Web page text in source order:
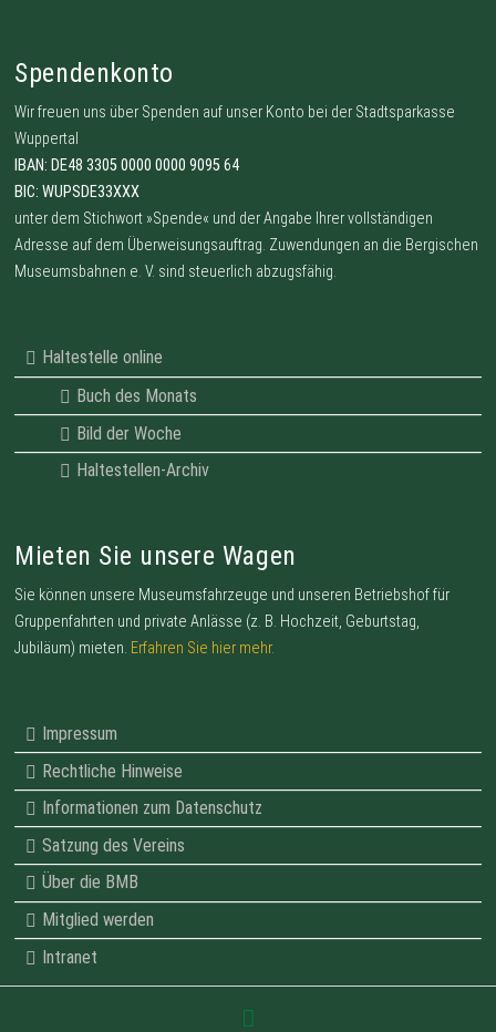
Spendenkonto
Wir freuen uns über Spenden auf unser Konto bei der Stadtsparkasse
Wuppertal
IBAN: DE48 3305 0000 0000 9095 64
BIC: WUPSDE33XXX
unter dem Stichwort »Spende« und der Angabe Ihrer vollständigen
Adresse auf dem Überweisungsauftrag. Zuwendungen an die Bergischen
Museumsbahnen e. V. sind steuerlich abzugsfähig.
Haltestelle online
Buch des Monats
Bild der Woche
Haltestellen-Archiv
Mieten Sie unsere Wagen
Sie können unsere Museumsfahrzeuge und unseren Betriebshof für
Gruppenfahrten und private Anlässe (z. B. Hochzeit, Geburtstag,
Jubiläum) mieten. Erfahren Sie hier mehr.
Impressum
Rechtliche Hinweise
Informationen zum Datenschutz
Satzung des Vereins
Über die BMB
Mitglied werden
Intranet